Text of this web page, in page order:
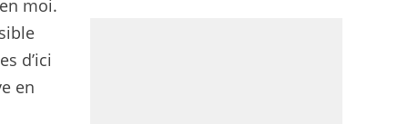
moi.
d’ici
en